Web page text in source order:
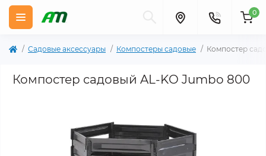
0
Садовые аксессуары Компостеры садовые Компостер
Компостер садовый AL-KO Jumbo 800